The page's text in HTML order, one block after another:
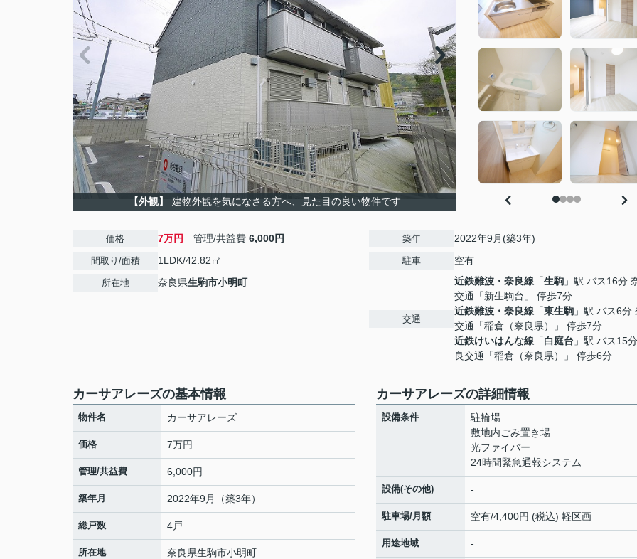
【外観】 建物外観を気になさる方へ、見た目の良い物件です
価格 7万円 管理/共益費 6,000円
間取り/面積 1LDK/42.82㎡
所在地 奈良県生駒市小明町
築年 2022年9月(築3年)
駐車 空有
交通
近鉄難波・奈良線 「生駒 」駅 バス16分
交通「新生駒台」 停歩7分
近鉄難波・奈良線 「東生駒 」駅 バス6分
交通「稲倉（奈良県）」 停歩7分
近鉄けいはんな線 「白庭台 」駅 バス15
良交通「稲倉（奈良県）」 停歩6分
カーサアレーズの基本情報
物件名 カーサアレーズ
価格 7万円
管理/共益費 6,000円
築年月 2022年9月（築3年）
総戸数 4戸
所在地 奈良県生駒市小明町
カーサアレーズの詳細情報
設備条件
駐輪場
敷地内ごみ置き場
光ファイバー
24時間緊急通報システム
設備(その他) -
駐車場/月額 空有/4,400円 (税込) 軽区画
用途地域 -